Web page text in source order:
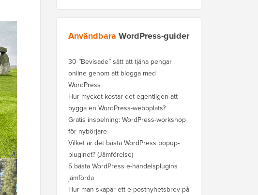
Användbara WordPress-guider
30 ”Bevisade” sätt att tjäna pengar
online genom att blogga med
WordPress
Hur mycket kostar det egentligen att
bygga en WordPress-webbplats?
Gratis inspelning: WordPress-workshop
för nybörjare
Vilket är det bästa WordPress popup-
pluginet? (Jämförelse)
5 bästa WordPress e-handelsplugins
jämförda
Hur man skapar ett e-postnyhetsbrev på